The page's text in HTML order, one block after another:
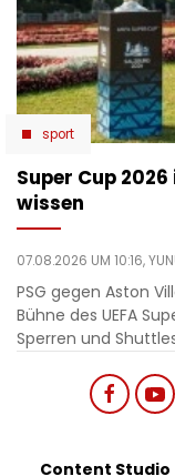
sport
Super Cup
wissen
07.08.2026 UM 10:16,
PSG gegen Aston
Bühne des UEFA
Sperren und
Content Studio